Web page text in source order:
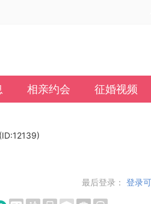
相亲约会 征婚视频
(ID:12139)
最后登录： 登录